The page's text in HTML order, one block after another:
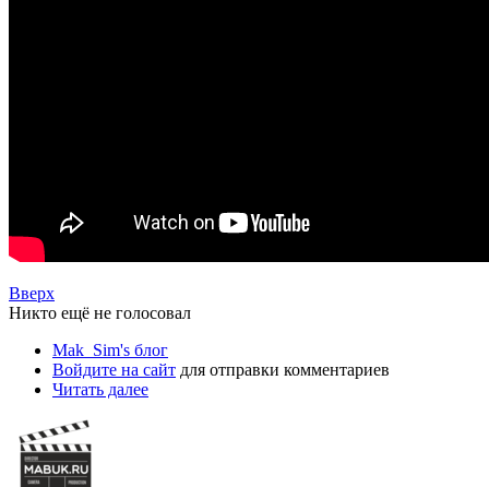
Вверх
Никто ещё не голосовал
Mak_Sim's блог
Войдите на сайт для отправки комментариев
Читать далее